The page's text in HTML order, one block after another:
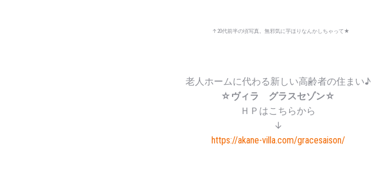
↑20代前半の頃写真。無邪気に芋ほりなんかしちゃって★
老人ホームに代わる新しい高齢者の住まい♪
☆ヴィラ グラスセゾン☆
ＨＰはこちらから
↓
https://akane-villa.com/gracesaison/